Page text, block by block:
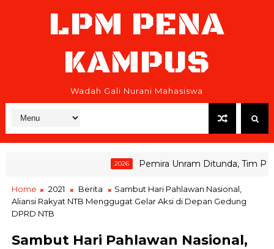
LPM PENA
KAMPUS
Wadah Gali Nurani Mahasiswa
Pemira Unram Ditunda, Tim
Home 2021 Berita
Sambut Hari Pahlawan Nasional,
Aliansi Rakyat NTB Menggugat Gelar Aksi di Depan Gedung
DPRD NTB
Sambut Hari Pahlawan Nasional,